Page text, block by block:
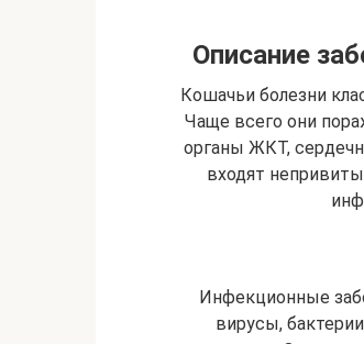
Описание
Кошачьи болезни
Чаще всего они
органы ЖКТ,
входят
Инфекционные
вирусы,